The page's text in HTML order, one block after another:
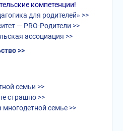
компетенции!
для родителей» >>
— PRO-Родители >>
ассоциация >>
>>
семьи >>
страшно >>
семье >>